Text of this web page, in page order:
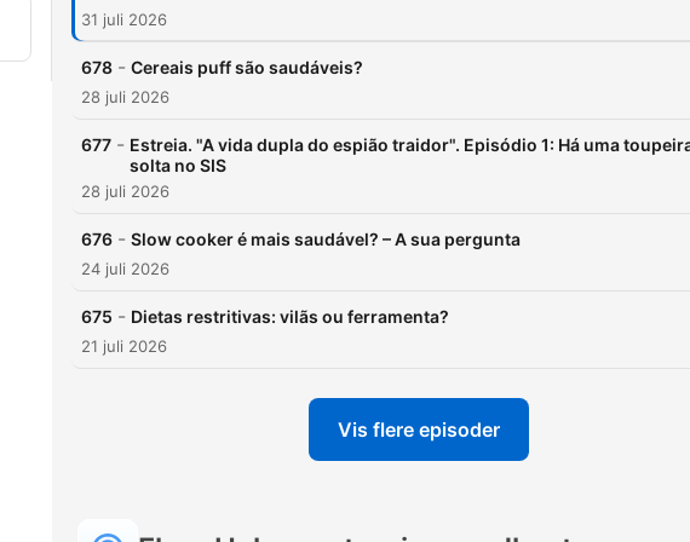
31 juli 2026
678 - Cereais puff são saudáveis?
28 juli 2026
677 - Estreia. "A vida dupla do espião traidor". Episódio 1: Há uma
solta no SIS
28 juli 2026
676 - Slow cooker é mais saudável? – A sua pergunta
24 juli 2026
675 - Dietas restritivas: vilãs ou ferramenta?
21 juli 2026
Vis flere episoder